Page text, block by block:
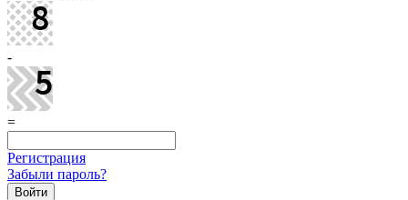
-
=
Регистрация
Забыли пароль?